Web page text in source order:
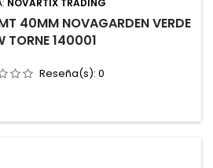
NOVARTIX TRADING
40MM NOVAGARDEN VERDE
TORNE 140001
Reseña(s): 0